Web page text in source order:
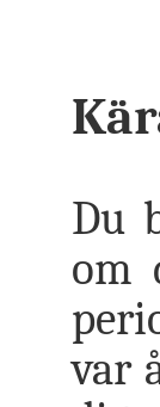
Du
om
var